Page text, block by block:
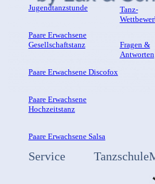
Jugendtanzstunde
Paare Erwachsene
Gesellschaftstanz
Paare Erwachsene Discofox
Paare Erwachsene
Hochzeitstanz
Paare Erwachsene Salsa
Tanz-
Fragen &
Antworten
Service Tanzschule